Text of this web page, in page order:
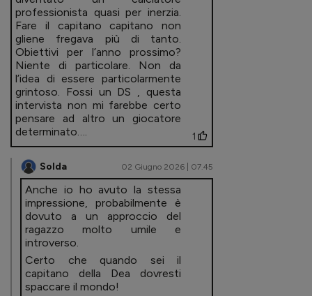
professionista quasi per inerzia.
Fare il capitano capitano non
gliene fregava più di tanto.
Obiettivi per l’anno prossimo?
Niente di particolare. Non da
l’idea di essere particolarmente
grintoso. Fossi un DS , questa
intervista non mi farebbe certo
pensare ad altro un giocatore
determinato….
1
Solda 02 Giugno 2026 | 07.45
Anche io ho avuto la stessa
impressione, probabilmente è
dovuto a un approccio del
ragazzo molto umile e
introverso.
Certo che quando sei il
capitano della Dea dovresti
spaccare il mondo!